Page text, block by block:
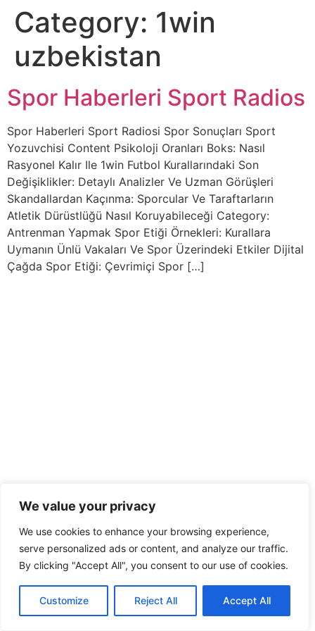
We value your privacy
We use cookies to enhance your browsing experience,
serve personalized ads or content, and analyze our traffic.
By clicking "Accept All", you consent to our use of cookies.
Customize Reject All Accept All
Category: 1win
uzbekistan
Spor Haberleri Sport Radios
Spor Haberleri Sport Radiosi Spor Sonuçları Sport
Yozuvchisi Content Psikoloji Oranları Boks: Nasıl
Rasyonel Kalır Ile 1win Futbol Kurallarındaki Son
Değişiklikler: Detaylı Analizler Ve Uzman Görüşleri
Skandallardan Kaçınma: Sporcular Ve Taraftarların
Atletik Dürüstlüğü Nasıl Koruyabileceği Category:
Antrenman Yapmak Spor Etiği Örnekleri: Kurallara
Uymanın Ünlü Vakaları Ve Spor Üzerindeki Etkiler Dijital
Çağda Spor Etiği: Çevrimiçi Spor […]